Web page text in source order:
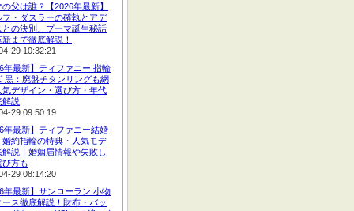
の父は誰？【2026年最新】
フ・ダスラーの確執とアデ
との決別、プーマ誕生秘話
まで徹底解説！
29 10:32:21
年最新】ティファニー 指輪
黒：廃盤チタンリングも網
気デザイン・選び方・年代
解説
29 09:50:19
年最新】ティファニー結婚
婚約指輪の特典・人気モデ
解説｜婚姻届情報や失敗し
び方も
29 08:14:20
年最新】サンローラン 小物
ース徹底解説！財布・バッ